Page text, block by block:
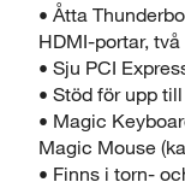
• Åtta
HDMI-portar,
• Sju PCI
• Stöd för upp
• Magic
Magic Mouse
• Finns i torn-